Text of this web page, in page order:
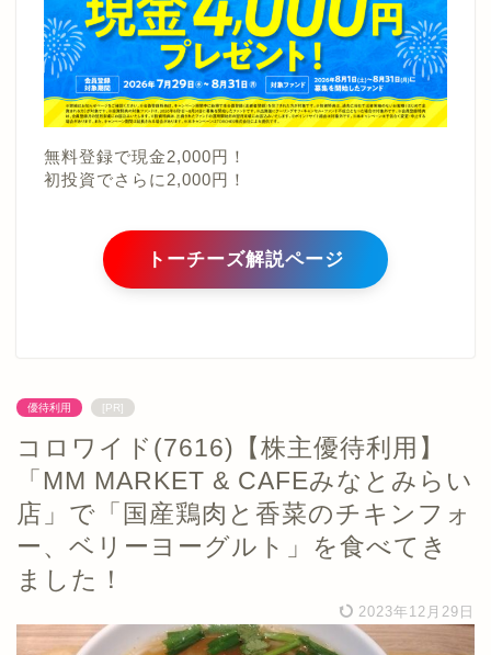
無料登録で現金2,000円！
初投資でさらに2,000円！
トーチーズ解説ページ
優待利用 [PR]
コロワイド(7616)【株主優待利用】
「MM MARKET & CAFEみなとみらい
店」で「国産鶏肉と香菜のチキンフォ
ー、ベリーヨーグルト」を食べてき
ました！
2023年12月29日